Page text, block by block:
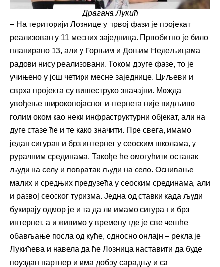
Драгана Лукић
– На територији Лознице у првој фази је пројекат
реализован у 11 месних заједница. Првобитно је било
планирано 13, али у Горњим и Доњим Недељицама
радови нису реализовани. Током друге фазе, то је
учињено у још четири месне заједнице. Циљеви и
сврха пројекта су вишеструко значајни. Можда
увођење широкопојасног интернета није видљиво
голим оком као неки инфраструктурни објекат, али на
дуге стазе ће и те како значити. Пре свега, имамо
један сигуран и брз интернет у сеоским школама, у
руралним срединама. Такође ће омогућити останак
људи на селу и повратак људи на село. Оснивање
малих и средњих предузећа у сеоским срединама, али
и развој сеоског туризма. Једна од ставки када људи
букирају одмор је и та да ли имамо сигуран и брз
интернет, а и живимо у времену где је све чешће
обављање посла од куће, односно онлајн – рекла је
Лукићева и навела да ће Лозница наставити да буде
поуздан партнер и има добру сарадњу и са